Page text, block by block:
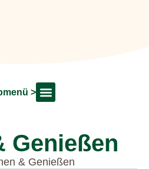
>
Genießen
& Genießen